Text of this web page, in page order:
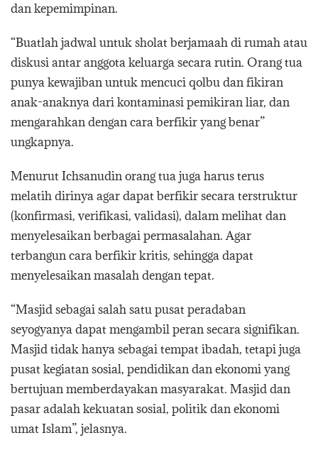
dan kepemimpinan.
“Buatlah jadwal untuk sholat berjamaah di rumah atau
diskusi antar anggota keluarga secara rutin. Orang tua
punya kewajiban untuk mencuci qolbu dan fikiran
anak-anaknya dari kontaminasi pemikiran liar, dan
mengarahkan dengan cara berfikir yang benar”
ungkapnya.
Menurut Ichsanudin orang tua juga harus terus
melatih dirinya agar dapat berfikir secara terstruktur
(konfirmasi, verifikasi, validasi), dalam melihat dan
menyelesaikan berbagai permasalahan. Agar
terbangun cara berfikir kritis, sehingga dapat
menyelesaikan masalah dengan tepat.
“Masjid sebagai salah satu pusat peradaban
seyogyanya dapat mengambil peran secara signifikan.
Masjid tidak hanya sebagai tempat ibadah, tetapi juga
pusat kegiatan sosial, pendidikan dan ekonomi yang
bertujuan memberdayakan masyarakat. Masjid dan
pasar adalah kekuatan sosial, politik dan ekonomi
umat Islam”, jelasnya.